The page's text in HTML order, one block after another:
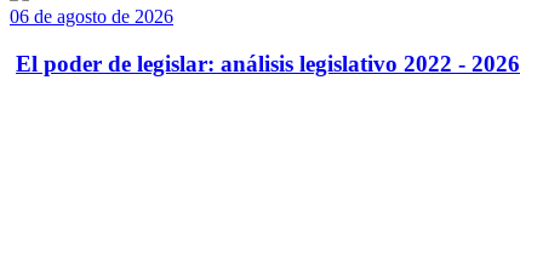
06 de agosto de 2026
El poder de legislar: análisis legislativo 2022 - 2026